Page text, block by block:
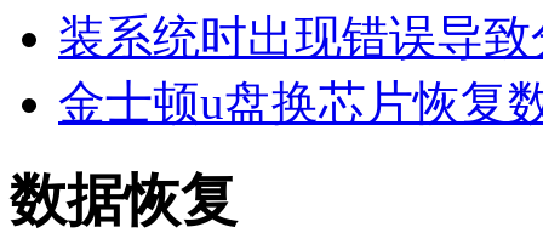
装系统时出现错误导
金士顿u盘换芯片恢复
数据恢复